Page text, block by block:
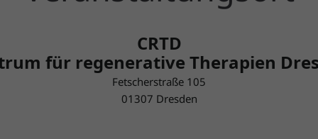
CRTD
für regenerative Therapien
Fetscherstraße 105
01307 Dresden